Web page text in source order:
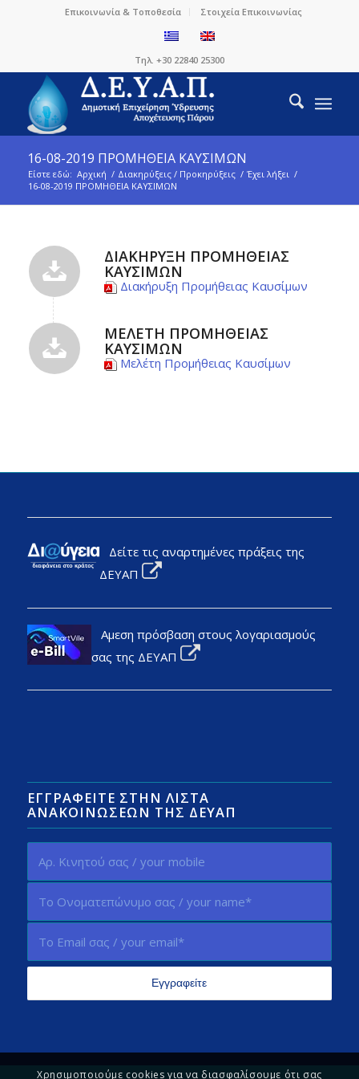
Επικοινωνία & Τοποθεσία Στοιχεία Επικοινωνίας
Τηλ. +30 22840 25300
16-08-2019 ΠΡΟΜΗΘΕΙΑ ΚΑΥΣΙΜΩΝ
Είστε εδώ: Αρχική / Διακηρύξεις / Προκηρύξεις / Έχει λήξει /
16-08-2019 ΠΡΟΜΗΘΕΙΑ ΚΑΥΣΙΜΩΝ
ΔΙΑΚΉΡΥΞΗ ΠΡΟΜΉΘΕΙΑΣ
ΚΑΥΣΊΜΩΝ
Διακήρυξη Προμήθειας Καυσίμων
ΜΕΛΈΤΗ ΠΡΟΜΉΘΕΙΑΣ
ΚΑΥΣΊΜΩΝ
Μελέτη Προμήθειας Καυσίμων
Δείτε τις αναρτημένες πράξεις της
ΔΕΥΑΠ
Αμεση πρόσβαση στους λογαριασμούς
σας της ΔΕΥΑΠ
ΕΓΓΡΑΦΕΊΤΕ ΣΤΗΝ ΛΊΣΤΑ
ΑΝΑΚΟΙΝΏΣΕΩΝ ΤΗΣ ΔΕΥΑΠ
Χρησιμοποιούμε cookies για να διασφαλίσουμε ότι σας